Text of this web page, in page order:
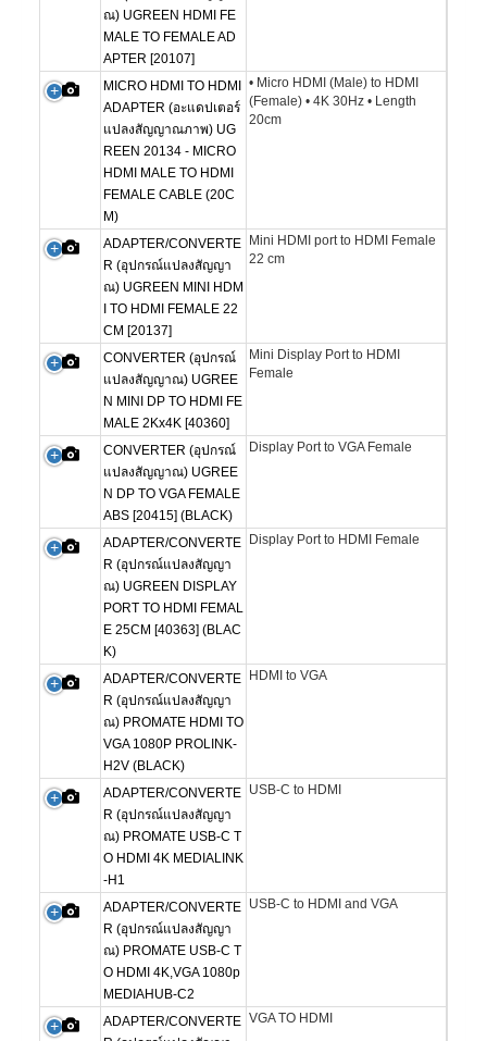
ณ) UGREEN HDMI FE
MALE TO FEMALE AD
APTER [20107]
MICRO HDMI TO HDMI
ADAPTER (อะแดปเตอร์
แปลงสัญญาณภาพ) UG
REEN 20134 - MICRO
HDMI MALE TO HDMI
FEMALE CABLE (20C
M)
• Micro HDMI (Male) to HDMI
(Female) • 4K 30Hz • Length
20cm
ADAPTER/CONVERTE
R (อุปกรณ์แปลงสัญญา
ณ) UGREEN MINI HDM
I TO HDMI FEMALE 22
CM [20137]
Mini HDMI port to HDMI Female
22 cm
CONVERTER (อุปกรณ์
แปลงสัญญาณ) UGREE
N MINI DP TO HDMI FE
MALE 2Kx4K [40360]
Mini Display Port to HDMI
Female
CONVERTER (อุปกรณ์
แปลงสัญญาณ) UGREE
N DP TO VGA FEMALE
ABS [20415] (BLACK)
Display Port to VGA Female
ADAPTER/CONVERTE
R (อุปกรณ์แปลงสัญญา
ณ) UGREEN DISPLAY
PORT TO HDMI FEMAL
E 25CM [40363] (BLAC
K)
Display Port to HDMI Female
ADAPTER/CONVERTE
R (อุปกรณ์แปลงสัญญา
ณ) PROMATE HDMI TO
VGA 1080P PROLINK-
H2V (BLACK)
HDMI to VGA
ADAPTER/CONVERTE
R (อุปกรณ์แปลงสัญญา
ณ) PROMATE USB-C T
O HDMI 4K MEDIALINK
-H1
USB-C to HDMI
ADAPTER/CONVERTE
R (อุปกรณ์แปลงสัญญา
ณ) PROMATE USB-C T
O HDMI 4K,VGA 1080p
MEDIAHUB-C2
USB-C to HDMI and VGA
ADAPTER/CONVERTE VGA TO HDMI